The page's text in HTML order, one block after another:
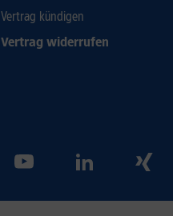
Vertrag kündigen
Vertrag widerrufen